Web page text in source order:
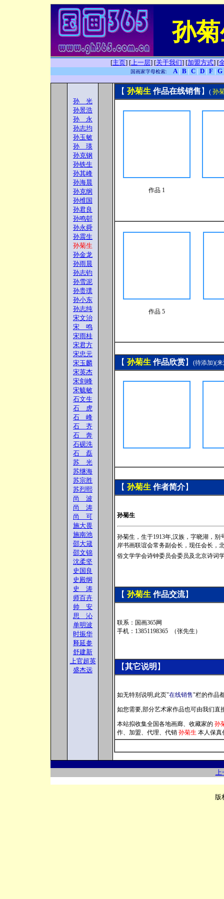
孙
[主页] [上一层] [关于我们] [加盟方式] [
国画家字母检索: A| B| C| D| F| G
孙 光
孙景浩
孙 永
孙志均
孙玉敏
孙 瑛
孙克钢
孙铁生
孙其峰
孙海晨
孙克纲
孙维国
孙君良
孙鸣邨
孙永舜
孙震生
孙菊生
孙金龙
孙雨晨
孙志钧
孙雪泥
孙贵璞
孙小东
孙志纯
宋文治
宋 鸣
宋雨桂
宋君方
宋忠元
宋玉麟
宋英杰
宋剑峰
宋毓敏
石文生
石 虎
石 峰
石 齐
石 奔
石砚洗
石 磊
苏 光
苏继海
苏宗胜
苏烈熙
尚 波
尚 涛
尚 可
施大畏
施南池
邵大箴
邵文锦
沈柔坚
史国良
史殿纲
史 涛
师百卉
帅 安
思 沁
单明波
时振华
释延参
舒建新
上官超英
盛杰远
【 孙菊生 作品在线销售 】 ( 孙
作品 1
作品 5
【 孙菊生 作品欣赏】 (待添加)(
【 孙菊生 作者简介】
孙菊生
孙菊生 ，生于1913年,汉族，字晓湖，别
岸书画联谊会常务副会长，现任会长，
俗文学学会诗钟委员会委员及北京诗词
【 孙菊生 作品交流】
联系：国画365网
手机：13851198365 （张先生）
【其它说明 】
如无特别说明,此页"在线销售"栏的作品
如您需要,部分艺术家作品也可由我们直
本站拟收集全国各地画廊、 收藏家的 孙
作、 加盟、 代理、 代销 孙菊生 本人保真
上
版